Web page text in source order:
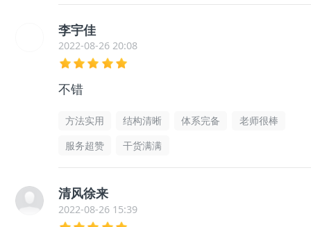
李宇佳
2022-08-26 20:08
不错
方法实用 结构清晰 体系完备
老师很棒
服务超赞
干货满满
清风徐来
2022-08-26 15:39